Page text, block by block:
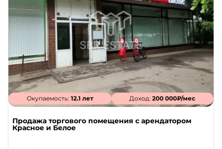
Окупаемость: 12.1 лет Доход:200 000₽/мес
Продажа торгового помещения с арендатором
Красное и Белое